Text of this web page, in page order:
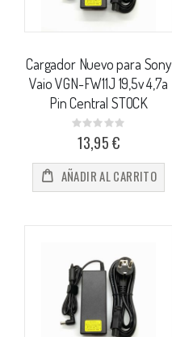
Cargador Nuevo para Sony
Vaio VGN-FW11J 19,5v 4,7a
Pin Central STOCK
Rating:
0%13,95 €
AÑADIR AL CARRITO